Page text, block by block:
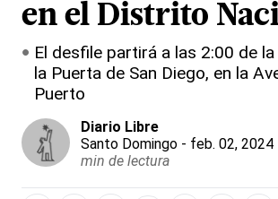
en el Distrito
El desfile partirá a las 2:00 de
la Puerta de San Diego, en la
Puerto
Diario Libre
Santo Domingo - feb. 02, 2024
min de lectura